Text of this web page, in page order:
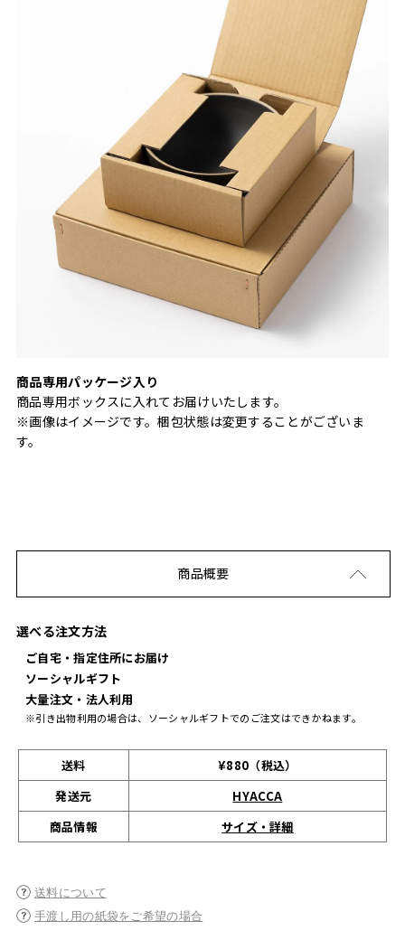
商品専用パッケージ入り
商品専用ボックスに入れてお届けいたします。
※画像はイメージです。梱包状態は変更することがございま
す。
商品概要
選べる注文方法
ご自宅・指定住所にお届け
ソーシャルギフト
大量注文・法人利用
※引き出物利用の場合は、ソーシャルギフトでのご注文はできかねます。
送料
¥880（税込）
発送元
HYACCA
商品情報
サイズ・詳細
送料について
手渡し用の紙袋をご希望の場合